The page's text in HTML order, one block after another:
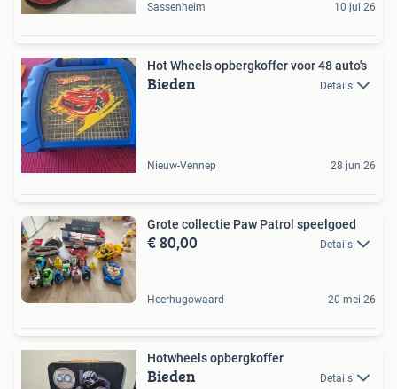
Sassenheim 10 jul 26
Hot Wheels opbergkoffer voor 48 auto's
Bieden Details
Nieuw-Vennep 28 jun 26
Grote collectie Paw Patrol speelgoed
€ 80,00 Details
Heerhugowaard 20 mei 26
Hotwheels opbergkoffer
Bieden Details